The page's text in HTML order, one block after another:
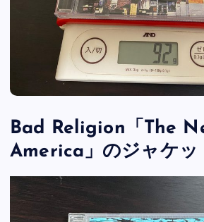
Bad Religion「The
America」のジャケッ